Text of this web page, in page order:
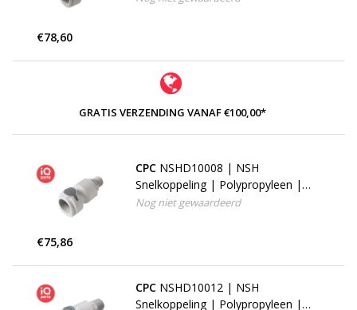
€78,60
GRATIS VERZENDING VANAF €100,00*
CPC NSHD10008 | NSH
Snelkoppeling | Polypropyleen |
1/2" NPT buitendraad
Nog niet gewaardeerd
€75,86
CPC NSHD10012 | NSH
Snelkoppeling | Polypropyleen |